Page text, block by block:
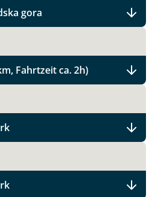
gora
Fahrtzeit ca. 2h)